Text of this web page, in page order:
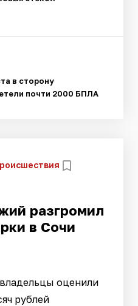
в сторону
почти 2000 БПЛА
разгромил
в Сочи
оценили
рублей